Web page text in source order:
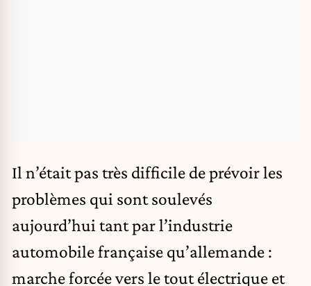
Il n’était pas très difficile de prévoir les
problèmes qui sont soulevés
aujourd’hui tant par l’industrie
automobile française qu’allemande :
marche forcée vers le tout électrique et